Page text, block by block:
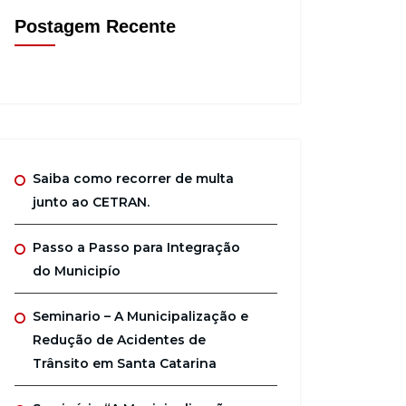
Postagem Recente
Saiba como recorrer de multa
junto ao CETRAN.
Passo a Passo para Integração
do Municipío
Seminario – A Municipalização e
Redução de Acidentes de
Trânsito em Santa Catarina